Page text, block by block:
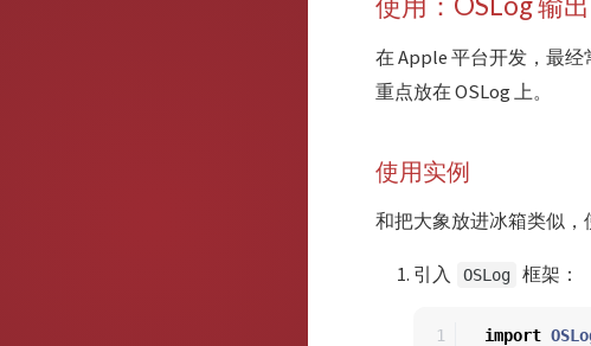
在 Apple 平台开发，最
重点放在 OSLog 上。
使用实例
和把大象放进冰箱类似，
引入 OSLog 框架：
import